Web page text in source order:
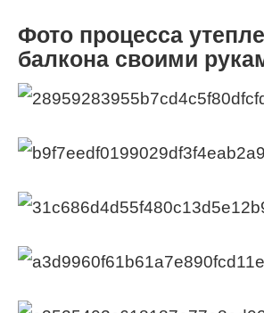
Фото процесса
балкона своими